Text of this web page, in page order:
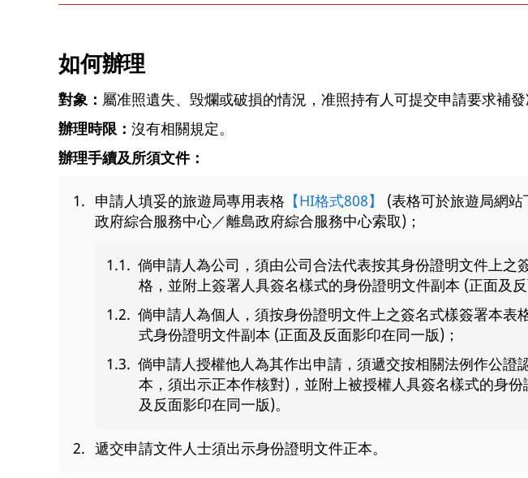
如何辦理
對象： 屬准照遺失、毁爛或破損的情況，准照持有人可提交申請要求補發
辦理時限： 沒有相關規定。
辦理手續及所須文件：
申請人填妥的旅遊局專用表格 【HI格式808】
(表格可於旅遊局網
政府綜合服務中心／離島政府綜合服務中心索取)；
倘申請人為公司，須由公司合法代表按其身份證明文件上之
格，並附上簽署人具簽名樣式的身份證明文件副本 (正面及
倘申請人為個人，須按身份證明文件上之簽名式樣簽署本表
式身份證明文件副本 (正面及反面影印在同一版)；
倘申請人授權他人為其作出申請，須遞交按相關法例作公證
本，須出示正本作核對)，並附上被授權人具簽名樣式的身
及反面影印在同一版)。
遞交申請文件人士須出示身份證明文件正本。